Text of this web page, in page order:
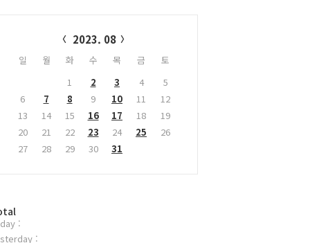
2023. 08
일 월 화 수 목 금
토
1
2 3 4
5
6
7 8 9 10 11
12
13
14 15 16 17 18
19
20
21 22 23 24 25
26
27
28 29 30 31
:
: